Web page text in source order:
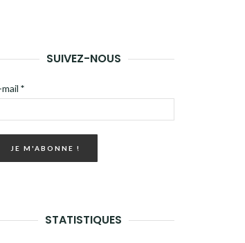
SUIVEZ-NOUS
*
STATISTIQUES